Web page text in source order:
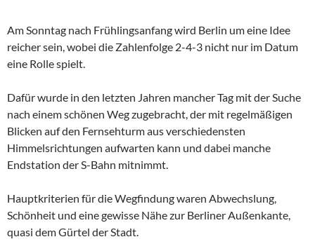
Am Sonntag nach Frühlingsanfang wird Berlin um eine Idee
reicher sein, wobei die Zahlenfolge 2-4-3 nicht nur im Datum
eine Rolle spielt.
Dafür wurde in den letzten Jahren mancher Tag mit der Suche
nach einem schönen Weg zugebracht, der mit regelmäßigen
Blicken auf den Fernsehturm aus verschiedensten
Himmelsrichtungen aufwarten kann und dabei manche
Endstation der S-Bahn mitnimmt.
Hauptkriterien für die Wegfindung waren Abwechslung,
Schönheit und eine gewisse Nähe zur Berliner Außenkante,
quasi dem Gürtel der Stadt.